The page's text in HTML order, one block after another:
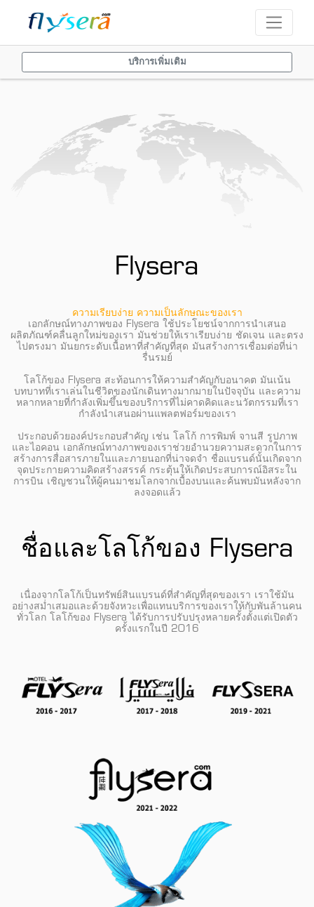
บริการเพิ่มเติม
Flysera
ความเรียบง่าย ความเป็นลักษณะของเรา
เอกลักษณ์ทางภาพของ Flysera ใช้ประโยชน์จากการนำเสนอ
ผลิตภัณฑ์คลื่นลูกใหม่ของเรา มันช่วยให้เราเรียบง่าย ชัดเจน และตรง
ไปตรงมา มันยกระดับเนื้อหาที่สำคัญที่สุด มันสร้างการเชื่อมต่อที่น่า
รื่นรมย์
โลโก้ของ Flysera สะท้อนการให้ความสำคัญกับอนาคต มันเน้น
บทบาทที่เราเล่นในชีวิตของนักเดินทางมากมายในปัจจุบัน และความ
หลากหลายที่กำลังเพิ่มขึ้นของบริการที่ไม่คาดคิดและนวัตกรรมที่เรา
กำลังนำเสนอผ่านแพลตฟอร์มของเรา
ประกอบด้วยองค์ประกอบสำคัญ เช่น โลโก้ การพิมพ์ จานสี รูปภาพ
และไอคอน เอกลักษณ์ทางภาพของเราช่วยอำนวยความสะดวกในการ
สร้างการสื่อสารภายในและภายนอกที่น่าจดจำ ชื่อแบรนด์นั้นเกิดจาก
จุดประกายความคิดสร้างสรรค์ กระตุ้นให้เกิดประสบการณ์อิสระใน
การบิน เชิญชวนให้ผู้คนมาชมโลกจากเบื้องบนและค้นพบมันหลังจาก
ลงจอดแล้ว
ชื่อและโลโก้ของ Flysera
เนื่องจากโลโก้เป็นทรัพย์สินแบรนด์ที่สำคัญที่สุดของเรา เราใช้มัน
อย่างสม่ำเสมอและด้วยจังหวะเพื่อแทนบริการของเราให้กับพันล้านคน
ทั่วโลก โลโก้ของ Flysera ได้รับการปรับปรุงหลายครั้งตั้งแต่เปิดตัว
ครั้งแรกในปี 2016